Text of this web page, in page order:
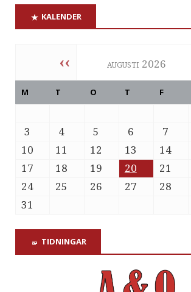
KALENDER
‹‹ augusti 2026
M T O T F
3
4 5 6 7
10
11 12 13 14
17
18 19 20 21
24
25 26 27 28
31
TIDNINGAR